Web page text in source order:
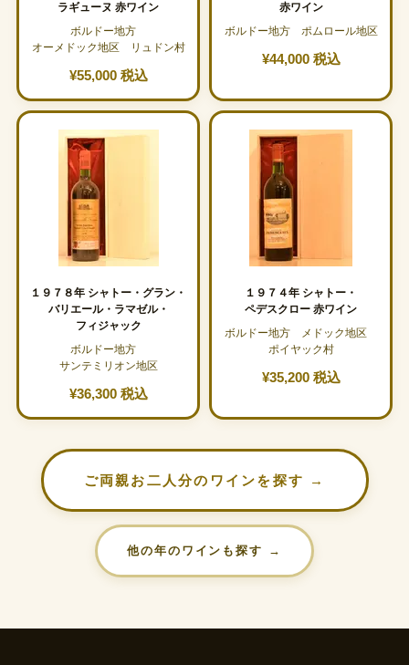
ラギューヌ 赤ワイン
ボルドー地方
オーメドック地区 リュドン村
¥55,000 税込
赤ワイン
ボルドー地方 ポムロール地区
¥44,000 税込
１９７８年 シャトー・グラン・
バリエール・ラマゼル・
フィジャック
ボルドー地方
サンテミリオン地区
¥36,300 税込
１９７４年 シャトー・
ペデスクロー 赤ワイン
ボルドー地方 メドック地区
ポイヤック村
¥35,200 税込
ご両親お二人分のワインを探す →
他の年のワインも探す →